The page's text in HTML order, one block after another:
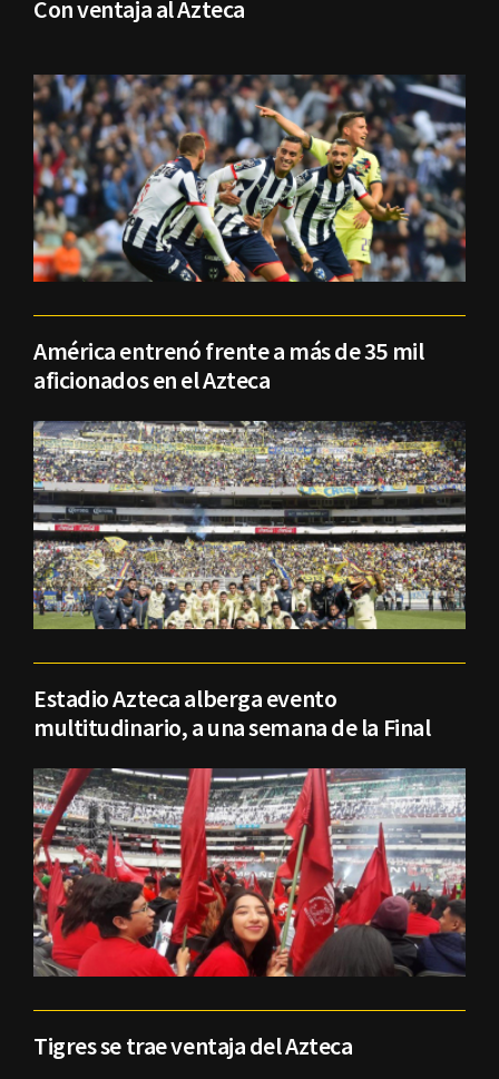
Con ventaja al Azteca
América entrenó frente a más de 35 mil
aficionados en el Azteca
Estadio Azteca alberga evento
multitudinario, a una semana de la Final
Tigres se trae ventaja del Azteca